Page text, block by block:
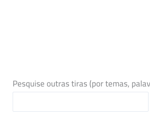
Pesquise outras tiras (por temas,